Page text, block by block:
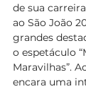
de sua
ao São João
grandes
o espetáculo
Maravilhas”.
encara uma